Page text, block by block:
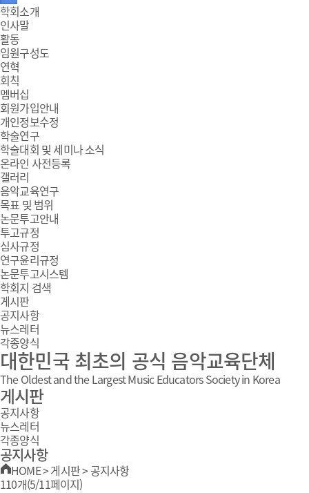
주
메
뉴
학회소개
인사말
활동
임원구성도
연혁
회칙
멤버십
회원가입안내
개인정보수정
학술연구
학술대회 및 세미나 소식
온라인 사전등록
갤러리
음악교육연구
목표 및 범위
논문투고안내
투고규정
심사규정
연구윤리규정
논문투고시스템
학회지 검색
게시판
공지사항
뉴스레터
각종양식
대한민국 최초의 공식 음악교육단체
The Oldest and the Largest Music Educators Society in Korea
게시판
공지사항
뉴스레터
각종양식
공지사항
HOME>게시판>공지사항
110개(5/11페이지)